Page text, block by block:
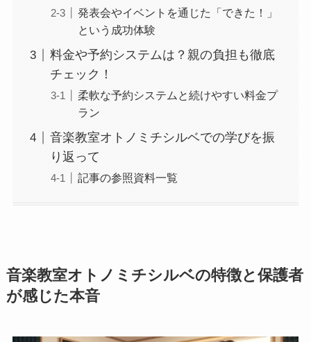
発表会やイベントを通じた「できた！」
という成功体験
料金や予約システムは？親の負担も徹底
チェック！
柔軟な予約システムと続けやすい料金プ
ラン
音楽教室オトノミチシルベでの学びを振
り返って
記事の参照資料一覧
音楽教室オトノミチシルベの特徴と保護者
が感じた本音